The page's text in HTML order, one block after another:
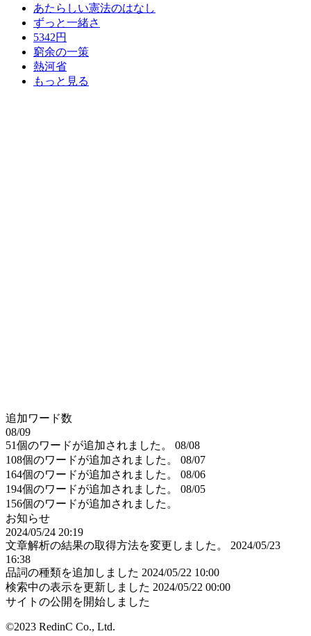
あたらしい憲法のはなし
ずっと一緒さ
5342円
窮余の一策
熱河省
もっと見る
追加ワード数
08/09
51個のワードが追加されました。
08/08
108個のワードが追加されました。
08/07
164個のワードが追加されました。
08/06
194個のワードが追加されました。
08/05
156個のワードが追加されました。
お知らせ
2024/05/24 20:19
文章解析の結果の取得方法を変更しました。
2024/05/23
16:38
品詞の種類を追加しました 2024/05/22 10:00
検索中の表示を更新しました 2024/05/22 00:00
サイトの公開を開始しました
©2023 RedinC Co., Ltd.